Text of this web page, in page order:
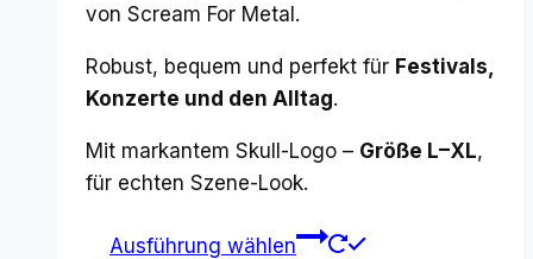
von Scream For Metal.
Robust, bequem und perfekt für Festivals,
Konzerte und den Alltag.
Mit markantem Skull-Logo – Größe L–XL,
für echten Szene-Look.
Ausführung wählen